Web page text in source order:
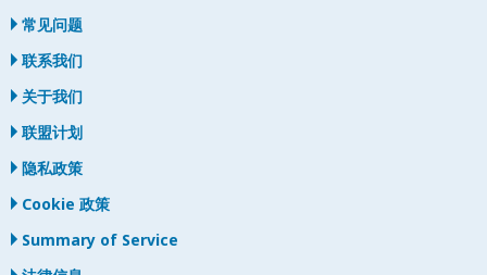
常见问题
联系我们
关于我们
联盟计划
隐私政策
Cookie 政策
Summary of Service